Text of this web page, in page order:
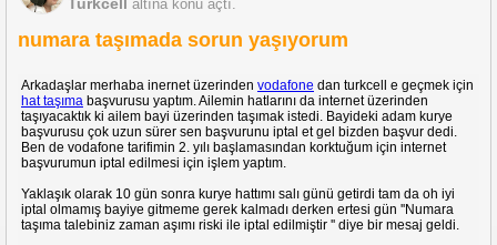
altına konu açtı.
numara taşımada sorun yaşıyorum
Arkadaşlar merhaba inernet üzerinden vodafone dan turkcell e geçmek için
hat taşıma başvurusu yaptım. Ailemin hatlarını da internet üzerinden
taşıyacaktık ki ailem bayi üzerinden taşımak istedi. Bayideki adam kurye
başvurusu çok uzun sürer sen başvurunu iptal et gel bizden başvur dedi.
Ben de vodafone tarifimin 2. yılı başlamasından korktuğum için internet
başvurumun iptal edilmesi için işlem yaptım.
Yaklaşık olarak 10 gün sonra kurye hattımı salı günü getirdi tam da oh iyi
iptal olmamış bayiye gitmeme gerek kalmadı derken ertesi gün ''Numara
taşıma talebiniz zaman aşımı riski ile iptal edilmiştir '' diye bir mesaj geldi.